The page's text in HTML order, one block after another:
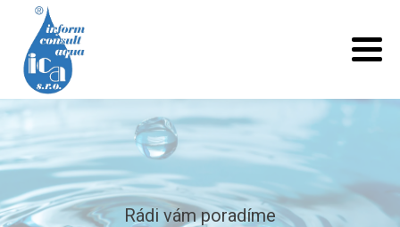
Rádi vám poradíme